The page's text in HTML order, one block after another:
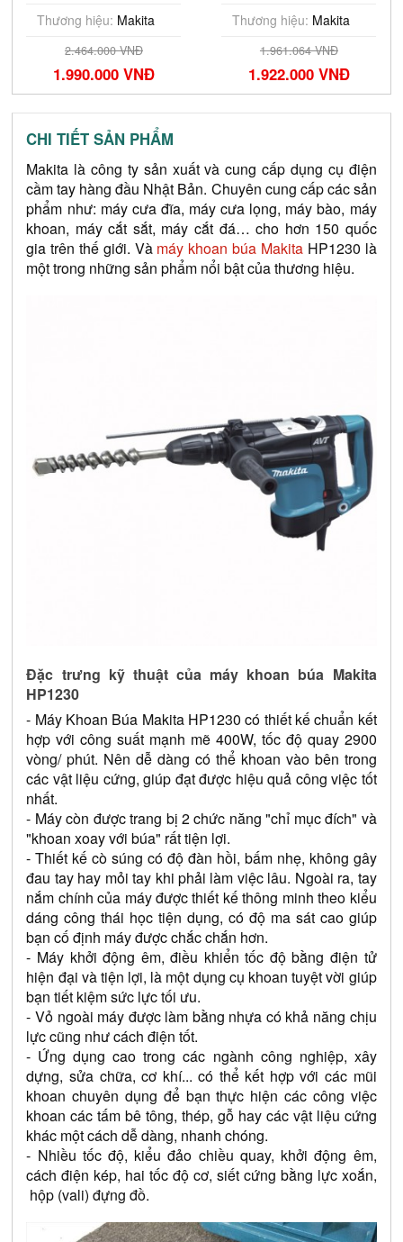
Thương hiệu: Makita
2.464.000 VNĐ
1.990.000 VNĐ
pin,sạc)
Thương hiệu: Makita
1.961.064 VNĐ
1.922.000 VNĐ
CHI TIẾT SẢN PHẨM
Makita là công ty sản xuất và cung cấp dụng cụ điện
cầm tay hàng đầu Nhật Bản. Chuyên cung cấp các sản
phẩm như: máy cưa đĩa, máy cưa lọng, máy bào, máy
khoan, máy cắt sắt, máy cắt đá… cho hơn 150 quốc
gia trên thế giới. Và máy khoan búa Makita HP1230 là
một trong những sản phẩm nổi bật của thương hiệu.
Đặc trưng kỹ thuật của máy khoan búa Makita
HP1230
- Máy Khoan Búa Makita HP1230 có thiết kế chuẩn kết
hợp với công suất mạnh mẽ 400W, tốc độ quay 2900
vòng/ phút. Nên dễ dàng có thể khoan vào bên trong
các vật liệu cứng, giúp đạt được hiệu quả công việc tốt
nhất.
- Máy còn được trang bị 2 chức năng "chỉ mục đích" và
"khoan xoay với búa" rất tiện lợi.
- Thiết kế cò súng có độ đàn hồi, bấm nhẹ, không gây
đau tay hay mỏi tay khi phải làm việc lâu. Ngoài ra, tay
nắm chính của máy được thiết kế thông minh theo kiểu
dáng công thái học tiện dụng, có độ ma sát cao giúp
bạn cố định máy được chắc chắn hơn.
- Máy khởi động êm, điều khiển tốc độ bằng điện tử
hiện đại và tiện lợi, là một dụng cụ khoan tuyệt vời giúp
bạn tiết kiệm sức lực tối ưu.
- Vỏ ngoài máy được làm bằng nhựa có khả năng chịu
lực cũng như cách điện tốt.
- Ứng dụng cao trong các ngành công nghiệp, xây
dựng, sửa chữa, cơ khí... có thể kết hợp với các mũi
khoan chuyên dụng để bạn thực hiện các công việc
khoan các tấm bê tông, thép, gỗ hay các vật liệu cứng
khác một cách dễ dàng, nhanh chóng.
- Nhiều tốc độ, kiểu đảo chiều quay, khởi động êm,
cách điện kép, hai tốc độ cơ, siết cứng bằng lực xoắn,
hộp (vali) đựng đồ.